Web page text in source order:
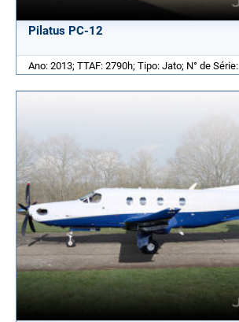
Pilatus PC-12
Ano: 2013; TTAF: 2790h; Tipo: Jato; N° de